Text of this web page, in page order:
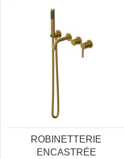
ROBINETTERIE
ENCASTRÉE